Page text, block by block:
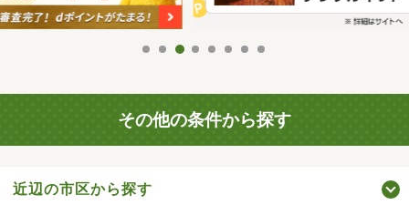
その他の条件から探す
近辺の市区から探す